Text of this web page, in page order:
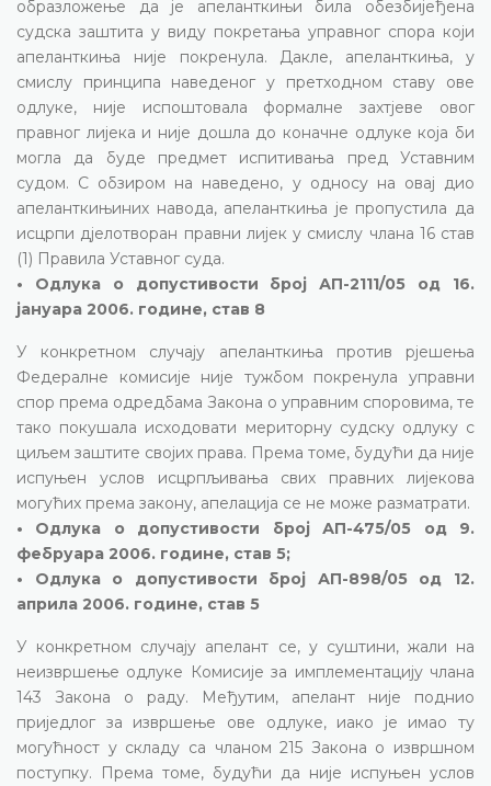
образложење да је апеланткињи била обезбијеђена
судска заштита у виду покретања управног спора који
апеланткиња није покренула. Дакле, апеланткиња, у
смислу принципа наведеног у претходном ставу ове
одлуке, није испоштовала формалне захтјеве овог
правног лијека и није дошла до коначне одлуке која би
могла да буде предмет испитивања пред Уставним
судом. С обзиром на наведено, у односу на овај дио
апеланткињиних навода, апеланткиња је пропустила да
исцрпи дјелотворан правни лијек у смислу члана 16 став
(1) Правила Уставног суда.
• Одлука о допустивости број АП-2111/05 од 16.
јануара 2006. године, став 8
У конкретном случају апеланткиња против рјешења
Федералне комисије није тужбом покренула управни
спор према одредбама Закона о управним споровима, те
тако покушала исходовати мериторну судску одлуку с
циљем заштите својих права. Према томе, будући да није
испуњен услов исцрпљивања свих правних лијекова
могућих према закону, апелација се не може разматрати.
• Одлука о допустивости број АП-475/05 од 9.
фебруара 2006. године, став 5;
• Одлука о допустивости број АП-898/05 од 12.
априла 2006. године, став 5
У конкретном случају апелант се, у суштини, жали на
неизвршење одлуке Комисије за имплементацију члана
143 Закона о раду. Међутим, апелант није поднио
приједлог за извршење ове одлуке, иако је имао ту
могућност у складу са чланом 215 Закона о извршном
поступку. Према томе, будући да није испуњен услов